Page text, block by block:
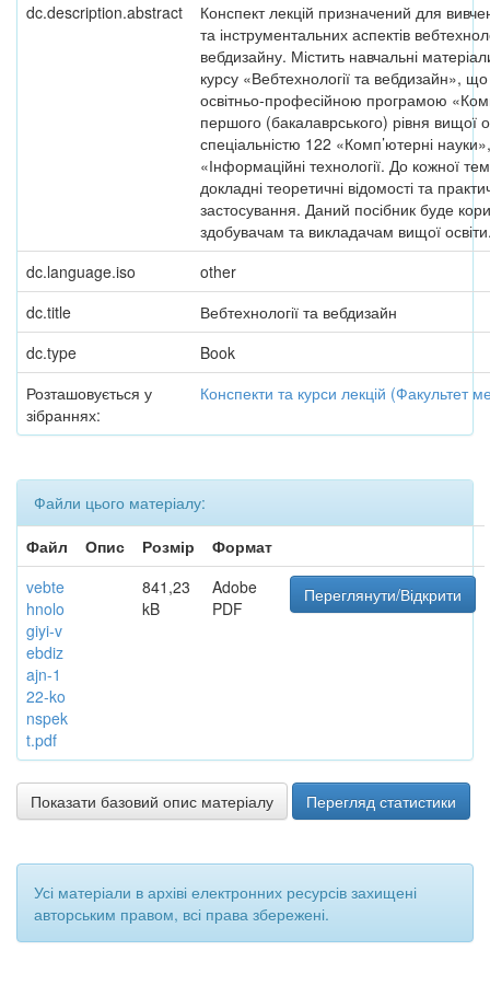
dc.description.abstract
Конспект лекцій призначений для
та інструментальних аспектів
вебдизайну. Містить навчальні
курсу «Вебтехнології та вебдизайн»,
освітньо-професійною програмою
першого (бакалаврського) рівня вищої
спеціальністю 122 «Комп’ютерні
«Інформаційні технології. До кожної
докладні теоретичні відомості та
застосування. Даний посібник буде
здобувачам та викладачам вищої
dc.language.iso
other
dc.title
Вебтехнології та вебдизайн
dc.type
Book
Розташовується у
зібраннях:
Конспекти та курси лекцій (Факультет
Файли цього матеріалу:
Файл
Опис Розмір
Формат
vebte
hnolo
giyi-v
ebdiz
ajn-1
22-ko
nspek
t.pdf
841,23
kB
Adobe
PDF
Переглянути/Відкрити
Показати базовий опис матеріалу Перегляд статистики
Усі матеріали в архіві електронних ресурсів захищені
авторським правом, всі права збережені.